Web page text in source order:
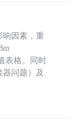
响因素，重
表格。同时
问题）及